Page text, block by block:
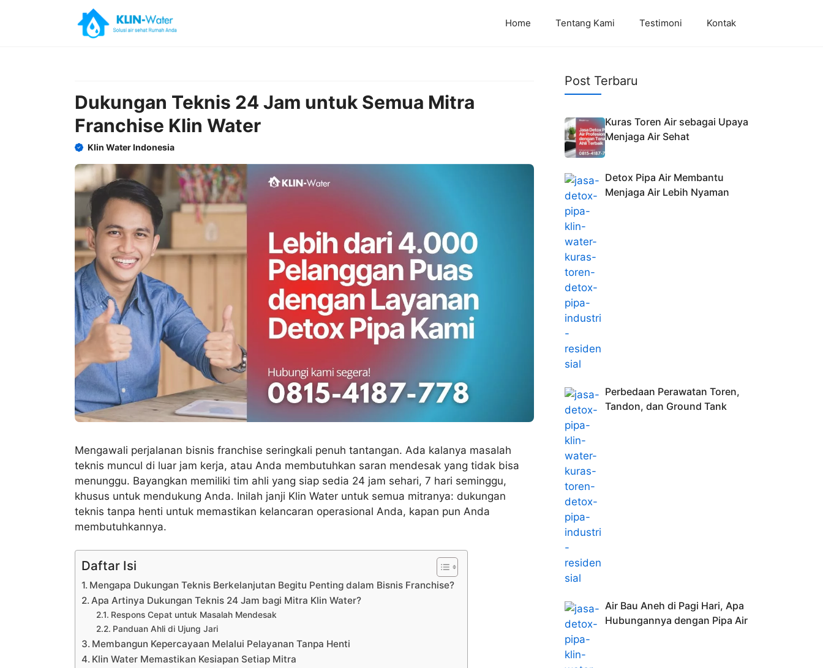
Home Tentang Kami Testimoni Kontak
Dukungan Teknis 24 Jam untuk Semua Mitra
Franchise Klin Water
Klin Water Indonesia
Mengawali perjalanan bisnis franchise seringkali penuh tantangan. Ada kalanya masalah
teknis muncul di luar jam kerja, atau Anda membutuhkan saran mendesak yang tidak bisa
menunggu. Bayangkan memiliki tim ahli yang siap sedia 24 jam sehari, 7 hari seminggu,
khusus untuk mendukung Anda. Inilah janji Klin Water untuk semua mitranya: dukungan
teknis tanpa henti untuk memastikan kelancaran operasional Anda, kapan pun Anda
membutuhkannya.
Daftar Isi
Mengapa Dukungan Teknis Berkelanjutan Begitu Penting dalam Bisnis Franchise?
Apa Artinya Dukungan Teknis 24 Jam bagi Mitra Klin Water?
Respons Cepat untuk Masalah Mendesak
Panduan Ahli di Ujung Jari
Membangun Kepercayaan Melalui Pelayanan Tanpa Henti
Klin Water Memastikan Kesiapan Setiap Mitra
Post Terbaru
Kuras Toren Air sebagai Upaya
Menjaga Air Sehat
Detox Pipa Air Membantu
Menjaga Air Lebih Nyaman
Perbedaan Perawatan Toren,
Tandon, dan Ground Tank
Air Bau Aneh di Pagi Hari, Apa
Hubungannya dengan Pipa Air